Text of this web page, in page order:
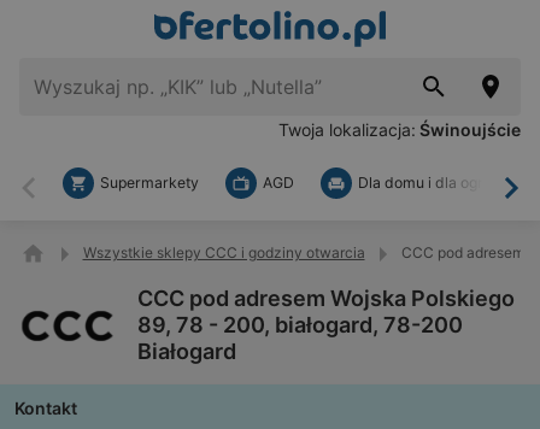
Twoja lokalizacja: Świnoujście
Wstecz
Supermarkety AGD Dla domu i dla ogrodu
Wszystkie sklepy CCC i godziny otwarcia CCC pod adresem
CCC pod adresem Wojska Polskiego
89, 78 - 200, białogard, 78-200
Białogard
Kontakt